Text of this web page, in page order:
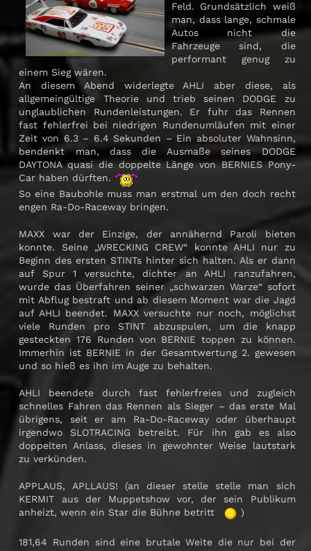
Feld. Grundsätzlich weiß
man, dass lange, schmale
Autos nicht die
Fahrzeuge sind, die
performant genug zu
einem Sieg wären.
An diesem Abend widerlegte AHLI aber diese, als
allgemeingültige Theorie und trieb seinen DODGE zu
unglaublichen Rundenleistungen. Er fuhr das Rennen
fast fehlerfrei bei niedrigen Rundenumläufen mit einer
Zeit von 6.3 – 6.4 Sekunden – Ein absoluter Wahnsinn,
bendenkt man, dass die Ausmaße seines DODGE
DAYTONA quasi die doppelte Länge von BERNIES Pony-
Car haben dürften.
So eine Baubohle muss man erstmal um den doch recht
engen Ra-Do-Raceway bringen.
MAXX war der Einzige, der annähernd Paroli bieten
konnte. Seine „WRECKING CREW“ konnte AHLI nur zu
Beginn des ersten STINTs hinter sich halten. Als er dann
auf Spur 1 versuchte, dichter an AHLI ranzufahren,
wurde das Überfahren seiner „schwarzen Warze“ sofort
mit Abflug bestraft und ab diesem Moment war die Jagd
auf AHLI beendet. MAXX versuchte nur noch, möglichst
viele Runden pro STINT abzuspulen, um die knapp
gesteckten 176 Runden von BERNIE toppen zu können.
Immerhin ist BERNIE in der Gesamtwertung 2. gewesen
und so hieß es ihn im Auge zu behalten.
AHLI beendete durch fast fehlerfreies und zugleich
schnelles Fahren das Rennen als Sieger – das erste Mal
übrigens, seit er am Ra-Do-Raceway oder überhaupt
irgendwo SLOTRACING betreibt. Für ihn gab es also
doppelten Anlass, dieses in gewohnter Weise lautstark
zu verkünden.
APPLAUS, APLLAUS! (an dieser stelle stelle man sich
KERMIT aus der Muppetshow vor, der sein Publikum
anheizt, wenn ein Star die Bühne betritt
)
181,64 Runden sind eine brutale Weite die nur bei der